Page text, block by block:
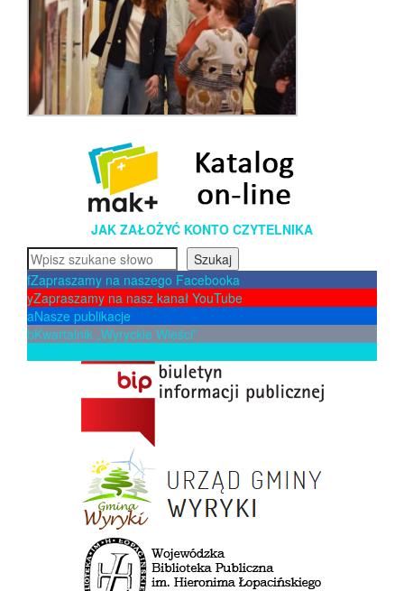
JAK ZAŁOŻYĆ KONTO CZYTELNIKA
Szukaj
Szukaj
fZapraszamy na naszego Facebooka
yZapraszamy na nasz kanał YouTube
aNasze publikacje
bKwartalnik „Wyryckie Wieści”